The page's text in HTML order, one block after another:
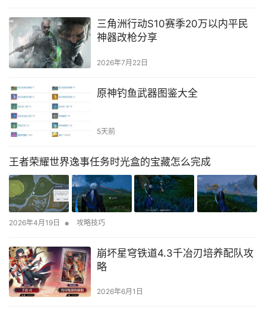
三角洲行动S10赛季20万以内平民
神器改枪分享
2026年7月22日
原神钓鱼武器图鉴大全
5天前
王者荣耀世界逸事任务时光盒的宝藏怎么完成
2026年4月19日 • 攻略技巧
崩坏星穹铁道4.3千冶刃培养配队攻
略
2026年6月1日